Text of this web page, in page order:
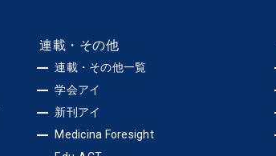
連載・その他
連載・その他一覧
学会アイ
新刊アイ
Medicina Foresight